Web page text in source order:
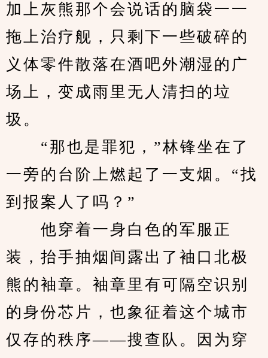
加上灰熊那个会说话的脑袋一一
拖上治疗舰，只剩下一些破碎的
义体零件散落在酒吧外潮湿的广
场上，变成雨里无人清扫的垃
圾。
“那也是罪犯，”林锋坐在了
一旁的台阶上燃起了一支烟。“找
到报案人了吗？”
他穿着一身白色的军服正
装，抬手抽烟间露出了袖口北极
熊的袖章。袖章里有可隔空识别
的身份芯片，也象征着这个城市
仅存的秩序——搜查队。因为穿